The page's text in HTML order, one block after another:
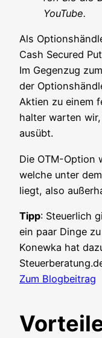
YouTube.
Als
Cash Secu­red
Im Gegen­zug
der
Akti­en zu einem
hal­ter war­ten
ausübt.
Die OTM-Opti­on
wel­che unter
liegt, also
Tipp: Steu­er­lich
ein paar Din­ge
Konew­ka hat
Zum Blog­bei­trag